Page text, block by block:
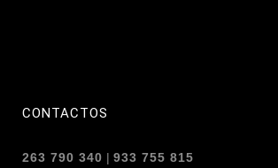
CONTACTOS
263 790 340 | 933 755 815